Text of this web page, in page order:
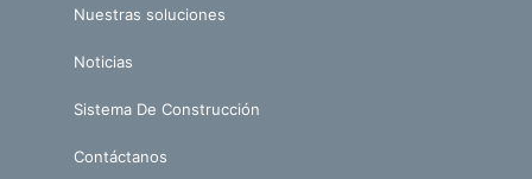
Nuestras soluciones
Noticias
Sistema De Construcción
Contáctanos